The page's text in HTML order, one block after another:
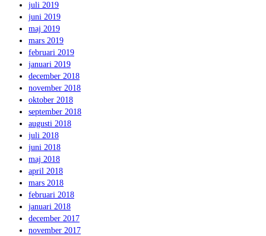
juli 2019
juni 2019
maj 2019
mars 2019
februari 2019
januari 2019
december 2018
november 2018
oktober 2018
september 2018
augusti 2018
juli 2018
juni 2018
maj 2018
april 2018
mars 2018
februari 2018
januari 2018
december 2017
november 2017